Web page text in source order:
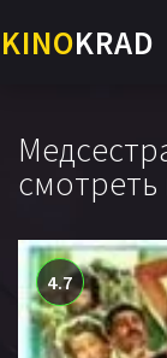
KINOKRAD
смотреть
4.7